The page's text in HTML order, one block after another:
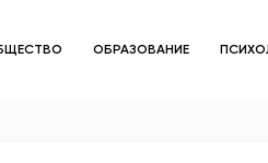
ОБРАЗОВАНИЕ